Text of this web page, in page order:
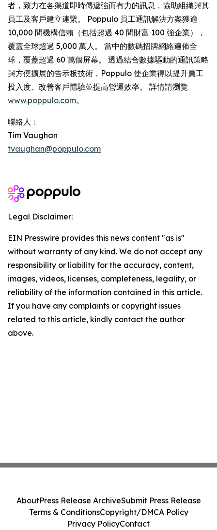
者，致力在各渠道即時傳遞強而有力的訊息，協助組織與其
員工及客戶建立連繫。 Poppulo 員工通訊解決方案獲逾
10,000 間機構信賴（包括超過 40 間財富 100 強企業），
覆蓋全球超過 5,000 萬人。 當中的數碼招牌網絡遍佈全
球，覆蓋超過 60 萬個屏幕。 透過結合數據驅動的通訊策略
與方便擴展的告示板技術，Poppulo 使企業得以提升員工
投入度、改善客戶體驗並提高營運效率。 詳情請瀏覽
www.poppulo.com。
聯絡人：
Tim Vaughan
tvaughan@poppulo.com
Legal Disclaimer:
EIN Presswire provides this news content "as is"
without warranty of any kind. We do not accept any
responsibility or liability for the accuracy, content,
images, videos, licenses, completeness, legality, or
reliability of the information contained in this article.
If you have any complaints or copyright issues
related to this article, kindly contact the author
above.
AboutPress Release ArchiveSubmit Press Release
Terms & ConditionsCopyright/DMCA Policy
Privacy PolicyContact